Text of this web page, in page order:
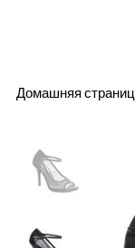
Домашняя